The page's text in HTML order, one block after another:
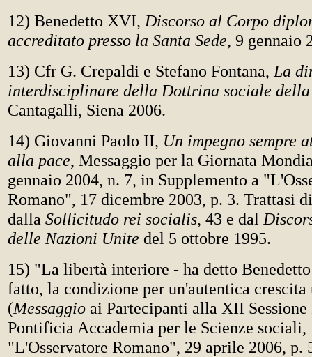
12) Benedetto XVI, Discorso al Corpo
accreditato presso la Santa Sede, 9 gennaio
13) Cfr G. Crepaldi e Stefano Fontana, La
interdisciplinare della Dottrina sociale della
Cantagalli, Siena 2006.
14) Giovanni Paolo II, Un impegno sempre
alla pace, Messaggio per la Giornata
gennaio 2004, n. 7, in Supplemento a
Romano", 17 dicembre 2003, p. 3. Trattasi
dalla Sollicitudo rei socialis, 43 e dal
delle Nazioni Unite del 5 ottobre 1995.
15) "La libertà interiore - ha detto
fatto, la condizione per un'autentica crescita
(Messaggio ai Partecipanti alla XII
Pontificia Accademia per le Scienze sociali,
"L'Osservatore Romano", 29 aprile 2006, p.